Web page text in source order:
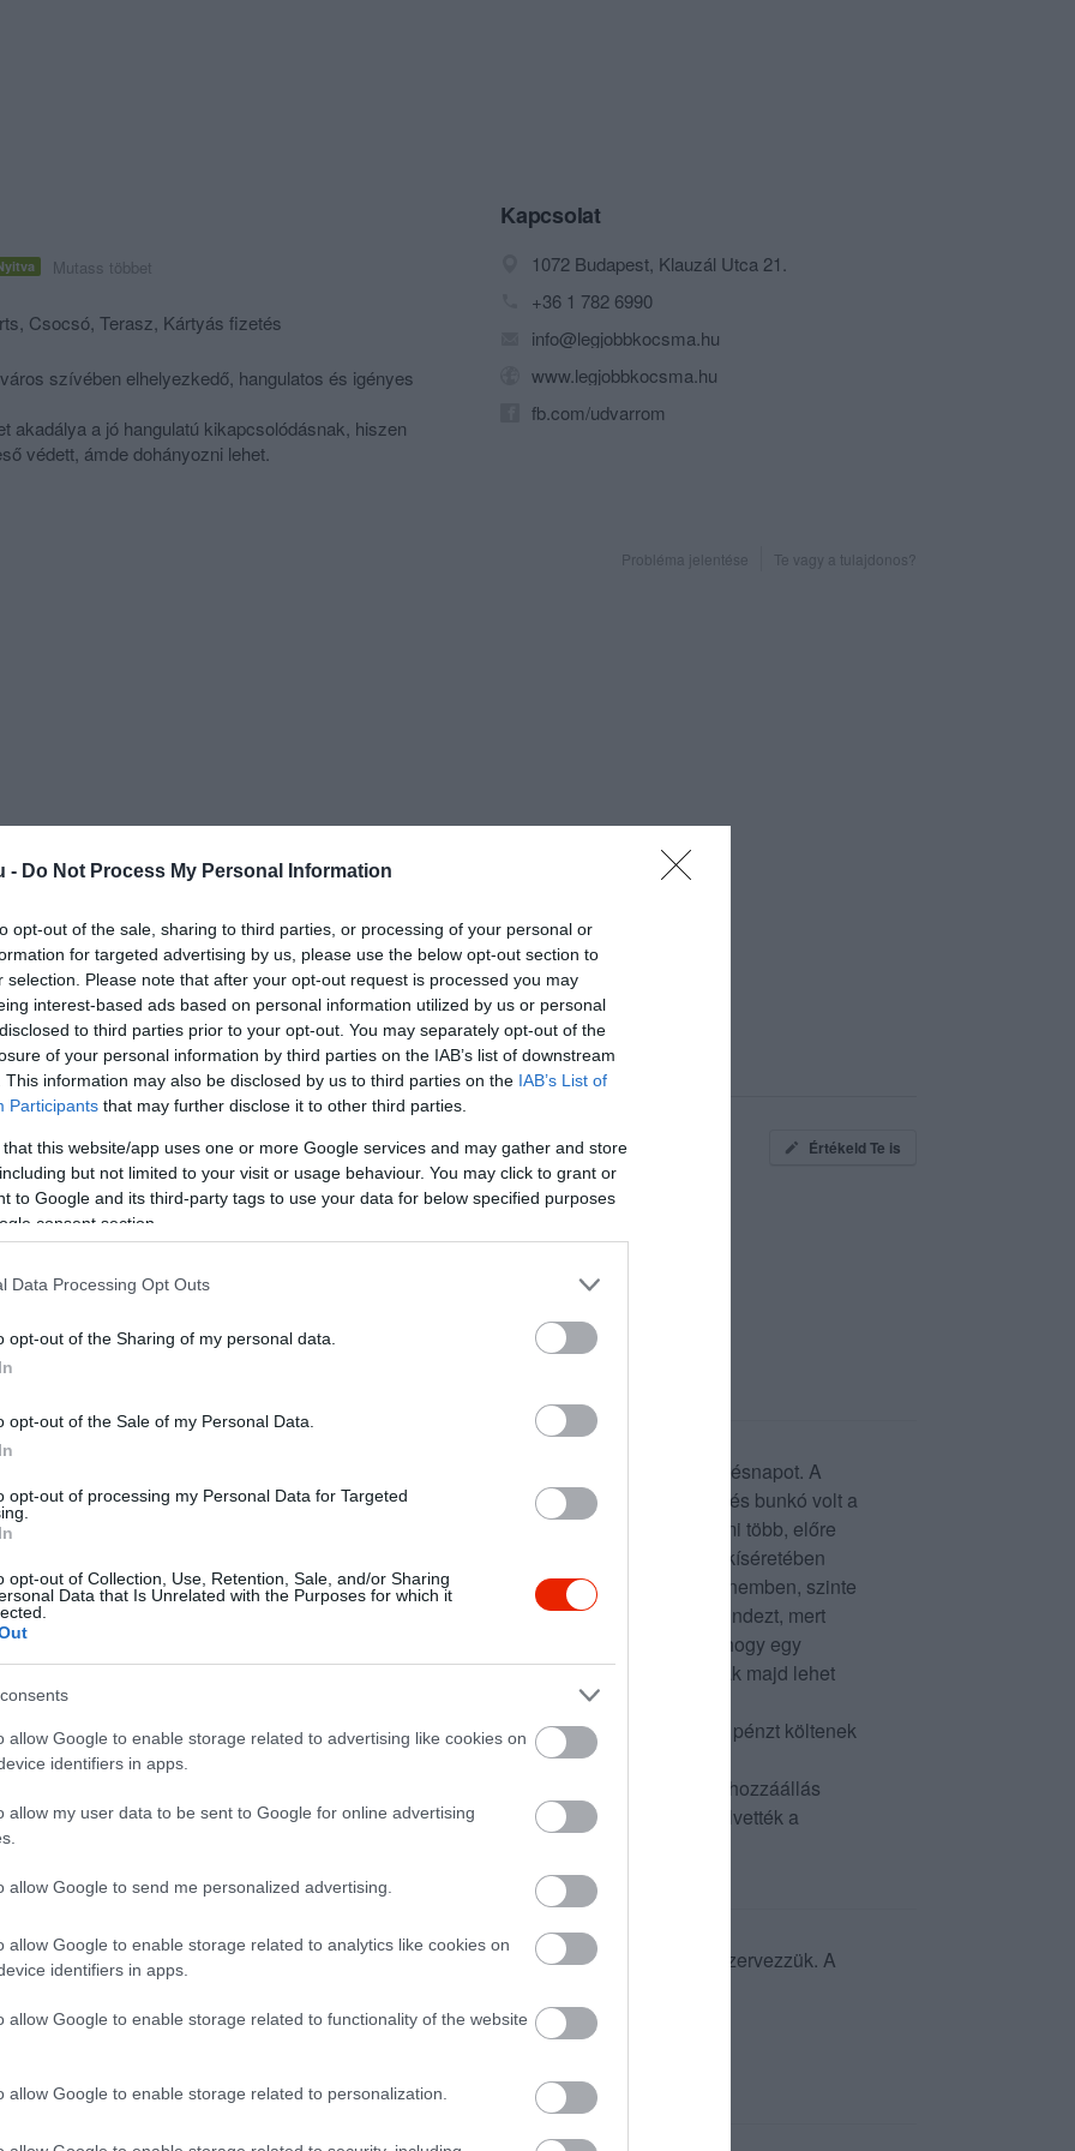
- Do Not Process My Personal Information
opt-out of the sale, sharing to third parties, or processing of your personal or
for targeted advertising by us, please use the below opt-out section to
selection. Please note that after your opt-out request is processed you may
interest-based ads based on personal information utilized by us or personal
to third parties prior to your opt-out. You may separately opt-out of the
of your personal information by third parties on the IAB’s list of downstream
This information may also be disclosed by us to third parties on the IAB’s List of
Participants that may further disclose it to other third parties.
that this website/app uses one or more Google services and may gather and store
but not limited to your visit or usage behaviour. You may click to grant or
to Google and its third-party tags to use your data for below specified purposes
consent section.
Data Processing Opt Outs
opt-out of the Sharing of my personal data.
opt-out of the Sale of my Personal Data.
opt-out of processing my Personal Data for Targeted
opt-out of Collection, Use, Retention, Sale, and/or Sharing
Data that Is Unrelated with the Purposes for which it
allow Google to enable storage related to advertising like cookies on
identifiers in apps.
allow my user data to be sent to Google for online advertising
allow Google to send me personalized advertising.
allow Google to enable storage related to analytics like cookies on
identifiers in apps.
allow Google to enable storage related to functionality of the website
allow Google to enable storage related to personalization.
Mutass többet
Csocsó, Terasz, Kártyás fizetés
szívében elhelyezkedő, hangulatos és igényes
akadálya a jó hangulatú kikapcsolódásnak, hiszen
védett, ámde dohányozni lehet.
biliárd mellett a sport szerelmeseit is várjuk
8 féle csapolt sörrel és jó hangulattal várunk Téged és
Kapcsolat
1072 Budapest, Klauzál Utca 21.
+36 1 782 6990
info@legjobbkocsma.hu
www.legjobbkocsma.hu
fb.com/udvarrom
Probléma jelentése Te vagy a tulajdonos?
Értékeld Te is
is kötelező a maszkviselés) után szerettünk volna megünnepelni egy születésnapot. A
jók az árak, de a biztonsági szolgálat és a további személyzet iszonyatosan lekezelő és bunkó volt a
születésnaposnak ajándékba vitt italokat(természetesen ha beülünk egy ilyen helyre, mi több, előre
fogyasztani, nem nyíltan a saját piánkat inni) egy igazán udvariatlan szöveg kíséretében
vonatkozó és a most életbe lépő benti szabályokat minősíthetetlen hangnemben, szinte
Ezután megemlítettük, hogy intelligens módon is lehetne felénk kommunikálni mindezt, mert
vagyunk és kikapcsolódni jöttünk, természetesen betartunk minden szabályt, közölték hogy egy
minket, illetve, hogy örüljünk, hogy nyitva vannak egyáltalán, mert ha bezárnak majd lehet
egyetemista társaságról volt szó, nem mellesleg fizető vendégekről, akik nem kevés pénzt költenek
mert korábban már volt jó tapasztalatunk. Nekünk is új a helyzet, megértjük, de ilyen hozzáállás
helyet és biztos nem is megyünk többet vissza, mert 10 perccel az érkezésünk után elvették a
mindig oda megyünk ha valahova be akarunk ülni, a szülinapokat mindig oda szervezzük. A
a kiszolgálás gyors és nagyon jók az árak is. Örök kedvenc marad